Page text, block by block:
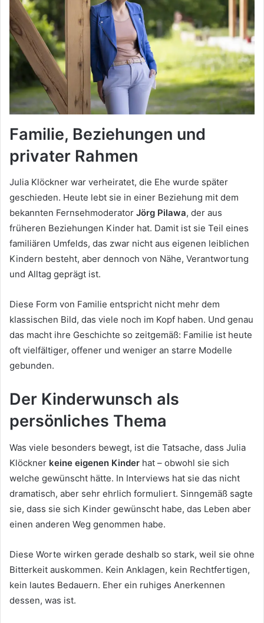
Familie, Beziehungen und
privater Rahmen
Julia Klöckner war verheiratet, die Ehe wurde später
geschieden. Heute lebt sie in einer Beziehung mit dem
bekannten Fernsehmoderator Jörg Pilawa, der aus
früheren Beziehungen Kinder hat. Damit ist sie Teil eines
familiären Umfelds, das zwar nicht aus eigenen leiblichen
Kindern besteht, aber dennoch von Nähe, Verantwortung
und Alltag geprägt ist.
Diese Form von Familie entspricht nicht mehr dem
klassischen Bild, das viele noch im Kopf haben. Und genau
das macht ihre Geschichte so zeitgemäß: Familie ist heute
oft vielfältiger, offener und weniger an starre Modelle
gebunden.
Der Kinderwunsch als
persönliches Thema
Was viele besonders bewegt, ist die Tatsache, dass Julia
Klöckner keine eigenen Kinder hat – obwohl sie sich
welche gewünscht hätte. In Interviews hat sie das nicht
dramatisch, aber sehr ehrlich formuliert. Sinngemäß sagte
sie, dass sie sich Kinder gewünscht habe, das Leben aber
einen anderen Weg genommen habe.
Diese Worte wirken gerade deshalb so stark, weil sie ohne
Bitterkeit auskommen. Kein Anklagen, kein Rechtfertigen,
kein lautes Bedauern. Eher ein ruhiges Anerkennen
dessen, was ist.